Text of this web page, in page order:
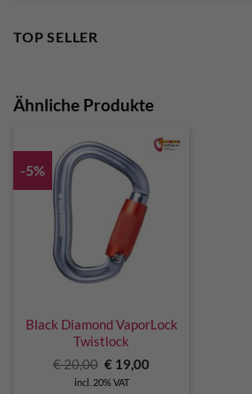
TOP SELLER
Ähnliche Produkte
-5%
Black Diamond VaporLock
Twistlock
€20,00 Original
price
was:
€ 19,00Current
incl. 20% VAT